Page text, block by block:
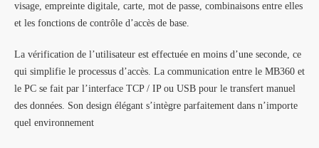
visage, empreinte digitale, carte, mot de passe, combinaisons entre elles
et les fonctions de contrôle d’accès de base.
La vérification de l’utilisateur est effectuée en moins d’une seconde, ce
qui simplifie le processus d’accès. La communication entre le MB360 et
le PC se fait par l’interface TCP / IP ou USB pour le transfert manuel
des données. Son design élégant s’intègre parfaitement dans n’importe
quel environnement